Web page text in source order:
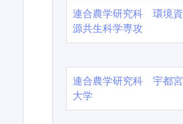
連合農学研究科 環境資
源共生科学専攻
連合農学研究科 宇都宮
大学